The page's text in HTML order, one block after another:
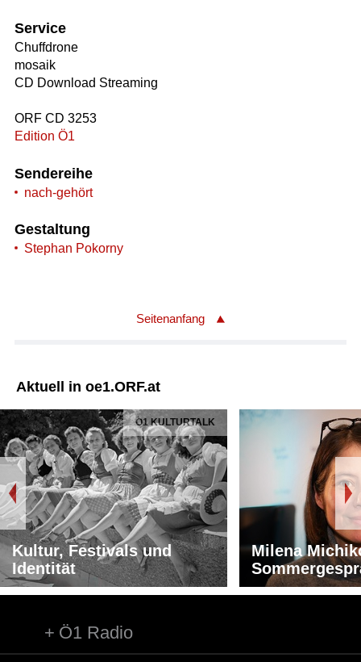
Service
Chuffdrone
mosaik
CD Download Streaming
ORF CD 3253
Edition Ö1
Sendereihe
nach-gehört
Gestaltung
Stephan Pokorny
Seitenanfang
Aktuell in oe1.ORF.at
Ö1 KULTURTALK
Kultur, Festivals und
Identität
Milena
Ö1 Radio